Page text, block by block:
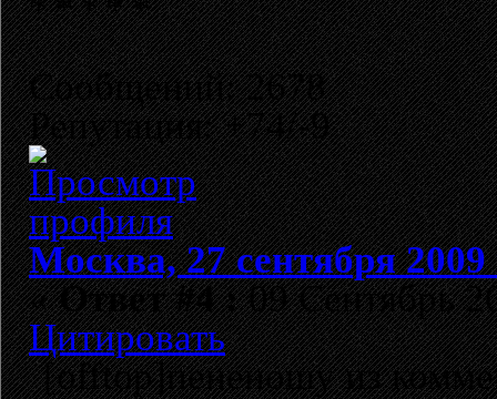
Сообщений: 2678
Репутация: +74/-9
Москва, 27 сентября 2009
«Ответ #4 :09 Сентябрь
Цитировать
[offtop]пененошу из